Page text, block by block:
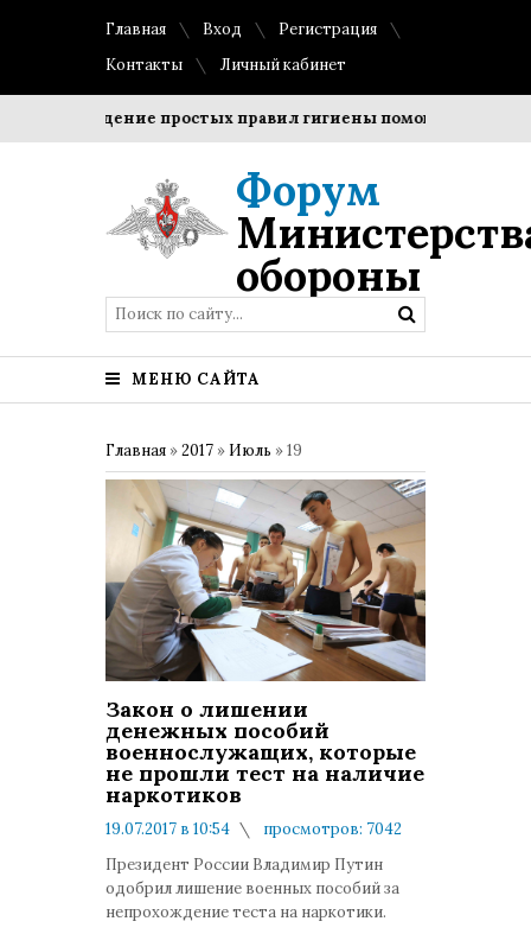
Главная Вход
Регистрация
Контакты
Личный кабинет
Соблюдение простых правил гигиены помогает
Форум
обороны
МЕНЮ САЙТА
Главная »2017 » Июль »19
Закон о лишении
денежных пособий
военнослужащих, которые
не прошли тест на наличие
наркотиков
19.07.2017 в 10:54
просмотров: 7042
Президент России Владимир Путин
одобрил лишение военных пособий за
непрохождение теста на наркотики.